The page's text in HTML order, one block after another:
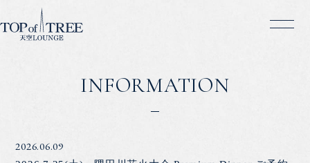
INFORMATION
2026.06.09